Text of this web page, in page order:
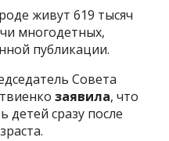
живут 619 тысяч
многодетных,
публикации.
Совета
заявила, что
детей сразу после